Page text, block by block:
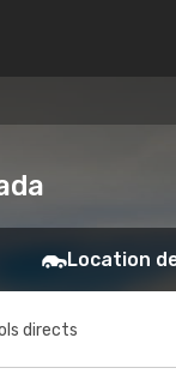
Location
directs